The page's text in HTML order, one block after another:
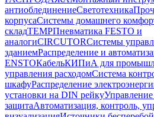
антиоблединениеСветотехника
корпусаСистемы домашнего
складTEMPПневматика FESTO и
аналогиCIRCUTORСистемы
зданиемРаспределение и
ENSTOКабельКИПиА для
управления расходомСистема
шкафуРаспределение
установки на DIN рейку
защитаАвтоматизация, контроль,